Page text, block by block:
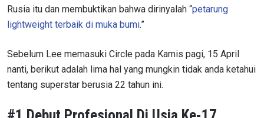
Rusia itu dan membuktikan bahwa dirinyalah “petarung
lightweight terbaik di muka bumi.”
Sebelum Lee memasuki Circle pada Kamis pagi, 15 April
nanti, berikut adalah lima hal yang mungkin tidak anda ketahui
tentang superstar berusia 22 tahun ini.